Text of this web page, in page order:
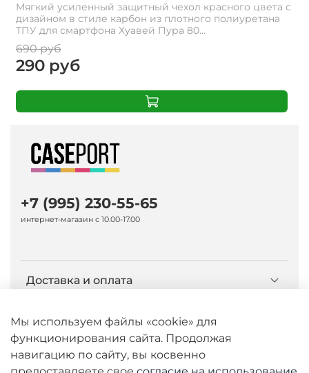
Мягкий усиленный защитный чехол красного цвета с
дизайном в стиле карбон из плотного полиуретана
ТПУ для смартфона Хуавей Пура 80...
690 руб
290 руб
Доставка и оплата
О компании Caseport
Бренд Nillkin
+7 (995) 230-55-65
интернет-магазин с 10.00-17.00
Мы используем файлы «cookie» для
функционирования сайта. Продолжая
навигацию по сайту, вы косвенно